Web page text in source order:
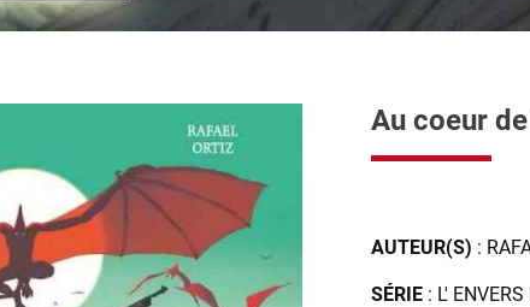
Au coeur
AUTEUR(S) :
SÉRIE : L'